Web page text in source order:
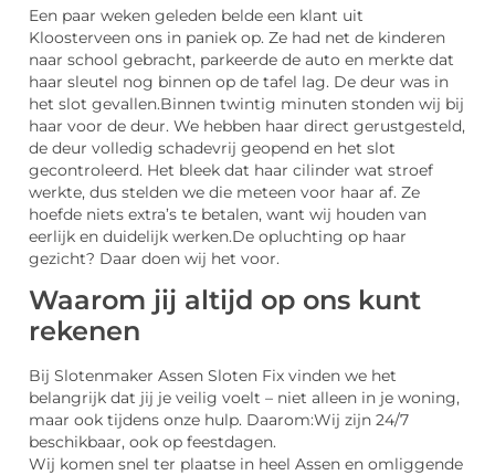
Een paar weken geleden belde een klant uit
Kloosterveen ons in paniek op. Ze had net de kinderen
naar school gebracht, parkeerde de auto en merkte dat
haar sleutel nog binnen op de tafel lag. De deur was in
het slot gevallen.Binnen twintig minuten stonden wij bij
haar voor de deur. We hebben haar direct gerustgesteld,
de deur volledig schadevrij geopend en het slot
gecontroleerd. Het bleek dat haar cilinder wat stroef
werkte, dus stelden we die meteen voor haar af. Ze
hoefde niets extra’s te betalen, want wij houden van
eerlijk en duidelijk werken.De opluchting op haar
gezicht? Daar doen wij het voor.
Waarom jij altijd op ons kunt
rekenen
Bij Slotenmaker Assen Sloten Fix vinden we het
belangrijk dat jij je veilig voelt – niet alleen in je woning,
maar ook tijdens onze hulp. Daarom:Wij zijn 24/7
beschikbaar, ook op feestdagen.
Wij komen snel ter plaatse in heel Assen en omliggende